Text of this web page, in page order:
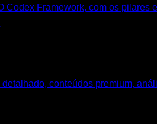
Codex Framework, com os pilares
conteúdos premium,